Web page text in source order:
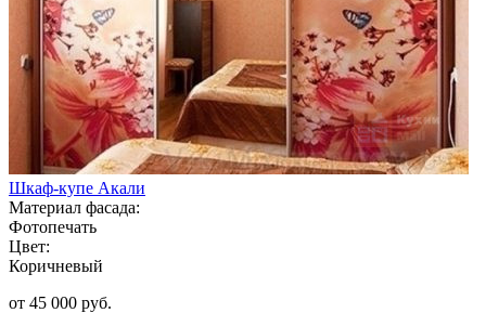
Шкаф-купе Акали
Материал фасада:
Фотопечать
Цвет:
Коричневый
от 45 000 руб.